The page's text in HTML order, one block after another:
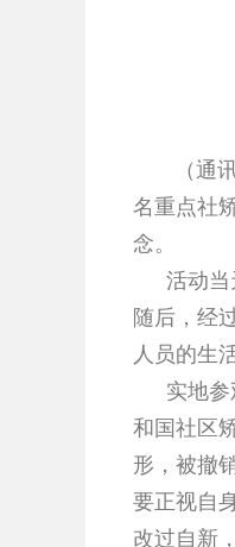
（通讯
名重点社
念。
活动当
随后，经
人员的生
实地
和国社区
形，被撤
要正视自
改过自新